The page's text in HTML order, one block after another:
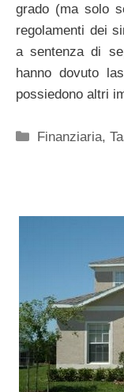
grado (ma solo
regolamenti dei
a sentenza di
hanno dovuto
possiedono altri
Categorie
Finanziaria,